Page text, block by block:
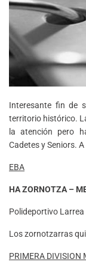
Interesante fin de
territorio histórico.
la atención pero
Cadetes y Seniors.
EBA
HA ZORNOTZA –
Polideportivo Larrea
Los zornotzarras
PRIMERA DIVISION